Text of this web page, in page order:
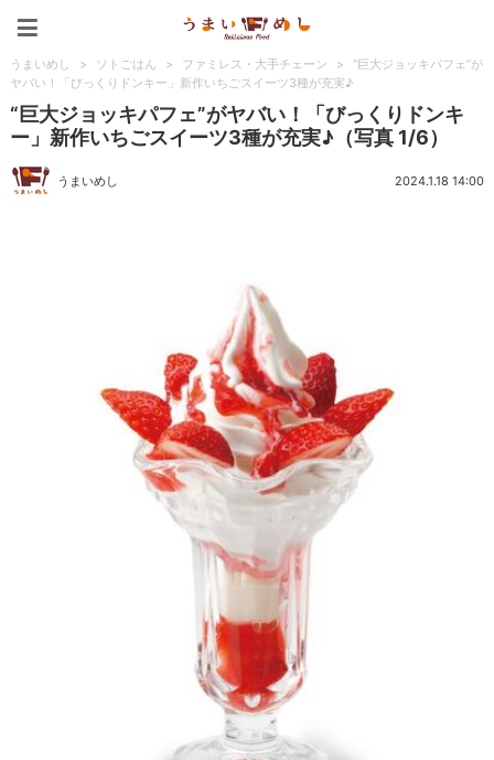
うまいめし > ソトごはん > ファミレス・大手チェーン >
“巨大ジョッキパフェ”が
ヤバい！「びっくりドンキー」新作いちごスイーツ3種が充実♪
“巨大ジョッキパフェ”がヤバい！「びっくりドンキ
ー」新作いちごスイーツ3種が充実♪（写真 1/6）
うまいめし 2024.1.18 14:00